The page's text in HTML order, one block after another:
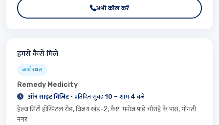
अभी कॉल करें
हमसे कैसे मिलें
कार्य स्थल
Remedy Medicity
ऑन साइट विज़िट · प्रतिदिन सुबह 10 – शाम 4 बजे
हेल्थ सिटी हॉस्पिटल रोड, विजय खंड-2, कैप्ट. मनोज पांडे चौराहे के पास, गोमती
नगर